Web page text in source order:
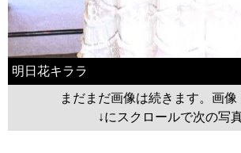
明日花キララ
まだまだ画像は続きます。画像
↓にスクロールで次の写